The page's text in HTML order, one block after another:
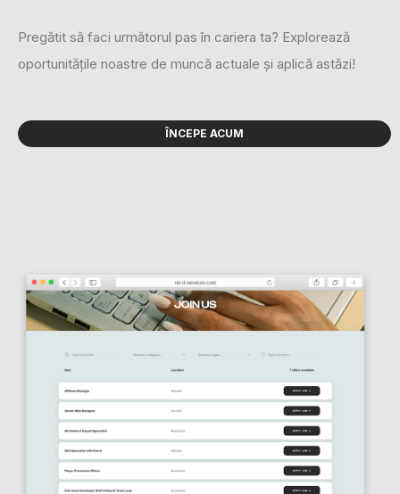
Pregătit să faci următorul pas în cariera ta? Explorează
oportunitățile noastre de muncă actuale și aplică astăzi!
ÎNCEPE ACUM